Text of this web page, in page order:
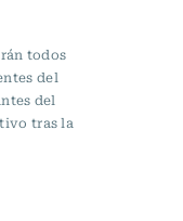
todos
del
del
tras la